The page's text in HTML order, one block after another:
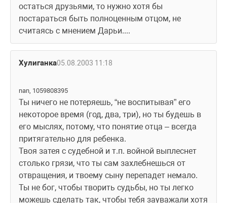
остаться друзьями, то нужно хотя бы
постараться быть полноценным отцом, не
считаясь с мнением Дарьи....
Хулиганка05.08.2003 11:18
nan, 1059808395
Ты ничего не потеряешь, “не воспитывая” его
некоторое время (год, два, три), но ты будешь в
его мыслях, потому, что понятие отца – всегда
притягательно для ребенка.
Твоя затея с судебной и т.п. войной выплеснет
столько грязи, что ты сам захлебнешься от
отвращения, и твоему сыну перепадет немало.
Ты не бог, чтобы творить судьбы, но ты легко
можешь сделать так, чтобы тебя зауважали хотя